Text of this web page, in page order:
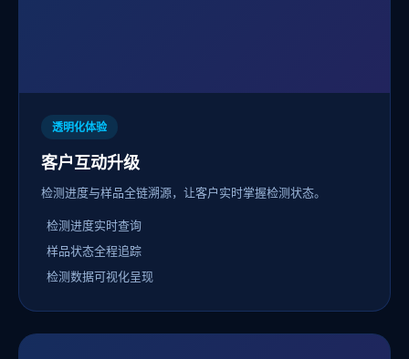
透明化体验
客户互动升级
检测进度与样品全链溯源，让客户实时掌握检测状态。
检测进度实时查询
样品状态全程追踪
检测数据可视化呈现